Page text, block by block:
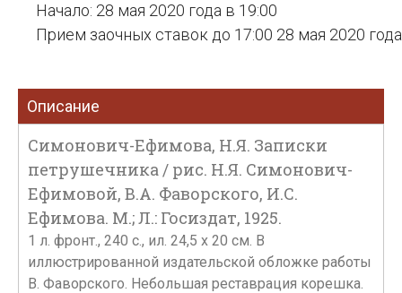
Начало: 28 мая 2020 года в 19:00
Прием заочных ставок до 17:00 28 мая 2020 года
Описание
Симонович-Ефимова, Н.Я. Записки
петрушечника / рис. Н.Я. Симонович-
Ефимовой, В.А. Фаворского, И.С.
Ефимова. М.; Л.: Госиздат, 1925.
1 л. фронт., 240 с., ил. 24,5 х 20 см. В
иллюстрированной издательской обложке работы
В. Фаворского. Небольшая реставрация корешка.